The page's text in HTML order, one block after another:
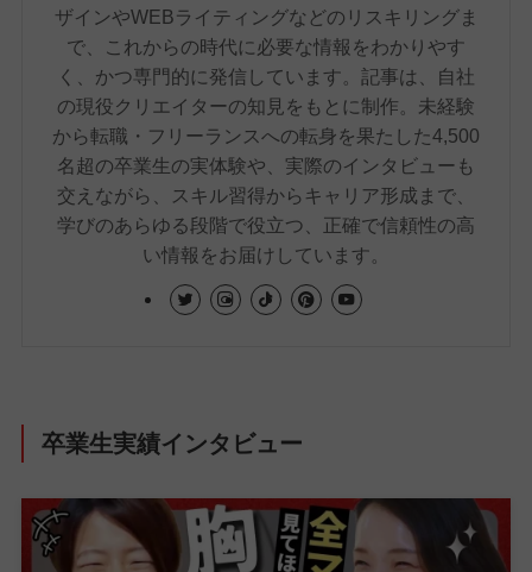
ザインやWEBライティングなどのリスキリングま
で、これからの時代に必要な情報をわかりやす
く、かつ専門的に発信しています。記事は、自社
の現役クリエイターの知見をもとに制作。未経験
から転職・フリーランスへの転身を果たした4,500
名超の卒業生の実体験や、実際のインタビューも
交えながら、スキル習得からキャリア形成まで、
学びのあらゆる段階で役立つ、正確で信頼性の高
い情報をお届けしています。
卒業生実績インタビュー